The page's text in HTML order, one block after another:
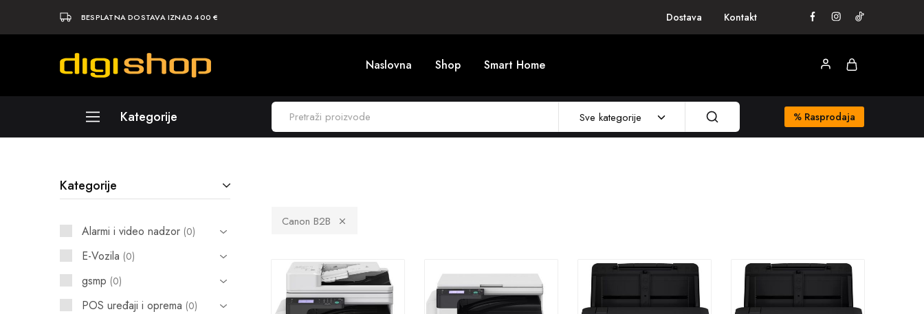
BESPLATNA DOSTAVA IZNAD 400 € Dostava Kontakt
Digishop
Vaša Naslovna Shop Smart Home
Kategorije
Računala
Periferija
Mobiteli i tableti
Sve kategorije % Rasprodaja
Canon B2B
Kategorije
Alarmi i video nadzor 0
E-Vozila 0
gsmp 0
POS uređaji i oprema 0